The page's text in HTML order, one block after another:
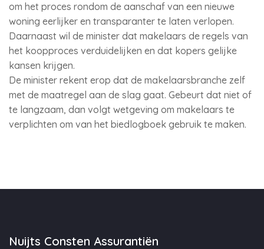
om het proces rondom de aanschaf van een nieuwe
woning eerlijker en transparanter te laten verlopen.
Daarnaast wil de minister dat makelaars de regels van
het koopproces verduidelijken en dat kopers gelijke
kansen krijgen.
De minister rekent erop dat de makelaarsbranche zelf
met de maatregel aan de slag gaat. Gebeurt dat niet of
te langzaam, dan volgt wetgeving om makelaars te
verplichten om van het biedlogboek gebruik te maken.
Nuijts Consten Assurantiën